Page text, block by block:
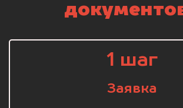
1 шаг
Заявка